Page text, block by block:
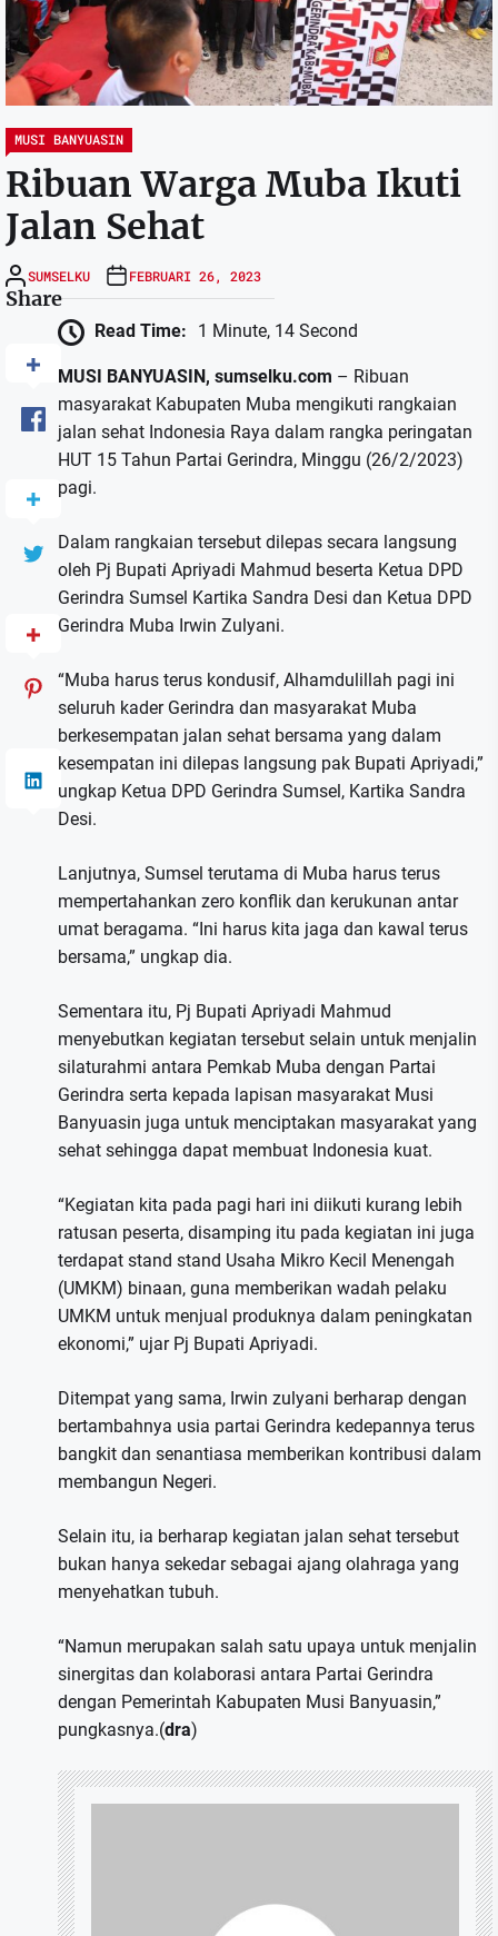
MUSI BANYUASIN
Ribuan Warga Muba Ikuti
Jalan Sehat
SUMSELKU FEBRUARI 26, 2023
Share
Read Time: 1 Minute, 14 Second
MUSI BANYUASIN, sumselku.com – Ribuan
masyarakat Kabupaten Muba mengikuti rangkaian
jalan sehat Indonesia Raya dalam rangka peringatan
HUT 15 Tahun Partai Gerindra, Minggu (26/2/2023)
pagi.
Dalam rangkaian tersebut dilepas secara langsung
oleh Pj Bupati Apriyadi Mahmud beserta Ketua DPD
Gerindra Sumsel Kartika Sandra Desi dan Ketua DPD
Gerindra Muba Irwin Zulyani.
“Muba harus terus kondusif, Alhamdulillah pagi ini
seluruh kader Gerindra dan masyarakat Muba
berkesempatan jalan sehat bersama yang dalam
kesempatan ini dilepas langsung pak Bupati Apriyadi,”
ungkap Ketua DPD Gerindra Sumsel, Kartika Sandra
Desi.
Lanjutnya, Sumsel terutama di Muba harus terus
mempertahankan zero konflik dan kerukunan antar
umat beragama. “Ini harus kita jaga dan kawal terus
bersama,” ungkap dia.
Sementara itu, Pj Bupati Apriyadi Mahmud
menyebutkan kegiatan tersebut selain untuk menjalin
silaturahmi antara Pemkab Muba dengan Partai
Gerindra serta kepada lapisan masyarakat Musi
Banyuasin juga untuk menciptakan masyarakat yang
sehat sehingga dapat membuat Indonesia kuat.
“Kegiatan kita pada pagi hari ini diikuti kurang lebih
ratusan peserta, disamping itu pada kegiatan ini juga
terdapat stand stand Usaha Mikro Kecil Menengah
(UMKM) binaan, guna memberikan wadah pelaku
UMKM untuk menjual produknya dalam peningkatan
ekonomi,” ujar Pj Bupati Apriyadi.
Ditempat yang sama, Irwin zulyani berharap dengan
bertambahnya usia partai Gerindra kedepannya terus
bangkit dan senantiasa memberikan kontribusi dalam
membangun Negeri.
Selain itu, ia berharap kegiatan jalan sehat tersebut
bukan hanya sekedar sebagai ajang olahraga yang
menyehatkan tubuh.
“Namun merupakan salah satu upaya untuk menjalin
sinergitas dan kolaborasi antara Partai Gerindra
dengan Pemerintah Kabupaten Musi Banyuasin,”
pungkasnya.(dra)